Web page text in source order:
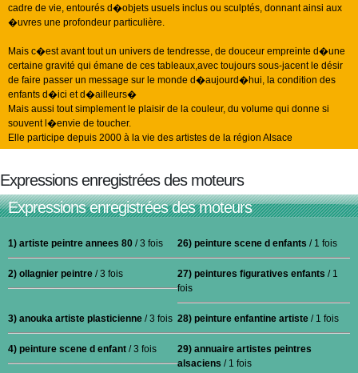
cadre de vie, entourés d�objets usuels inclus ou sculptés, donnant ainsi aux
�uvres une profondeur particulière.
Mais c�est avant tout un univers de tendresse, de douceur empreinte d�une
certaine gravité qui émane de ces tableaux,avec toujours sous-jacent le désir
de faire passer un message sur le monde d�aujourd�hui, la condition des
enfants d�ici et d�ailleurs�
Mais aussi tout simplement le plaisir de la couleur, du volume qui donne si
souvent l�envie de toucher.
Elle participe depuis 2000 à la vie des artistes de la région Alsace
Expressions enregistrées des moteurs
Expressions enregistrées des moteurs
1) artiste peintre annees 80 / 3 fois 26) peinture scene d enfants / 1 fois
2) ollagnier peintre / 3 fois 27) peintures figuratives enfants / 1
fois
3) anouka artiste plasticienne / 3 fois 28) peinture enfantine artiste / 1 fois
4) peinture scene d enfant / 3 fois
29) annuaire artistes peintres
alsaciens / 1 fois